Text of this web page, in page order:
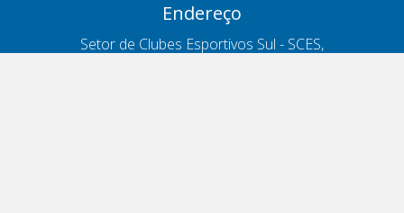
Endereço
Setor de Clubes Esportivos Sul - SCES,